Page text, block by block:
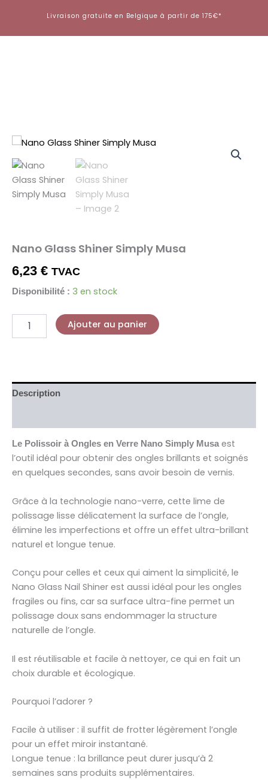
contenu
Livraison gratuite en Belgique à partir de 175€*
Nano Glass Shiner Simply Musa
6,23 € TVAC
Disponibilité : 3 en stock
quantité
Nano
Glass
Shiner
Simply
Ajouter au panier
Description
Le Polissoir à Ongles en Verre Nano Simply Musaest
l’outil idéal pour obtenir des ongles brillants et soignés
en quelques secondes, sans avoir besoin de vernis.
Grâce à la technologie nano-verre, cette lime de
polissage lisse délicatement la surface de l’ongle,
élimine les imperfections et offre un effet ultra-brillant
naturel et longue tenue.
Conçu pour celles et ceux qui aiment la simplicité, le
Nano Glass Nail Shiner est aussi idéal pour les ongles
fragiles ou fins, car sa surface ultra-fine permet un
polissage doux sans endommager la structure
naturelle de l’ongle.
Il est réutilisable et facile à nettoyer, ce qui en fait un
choix durable et écologique.
Pourquoi l’adorer ?
Facile à utiliser : il suffit de frotter légèrement l’ongle
pour un effet miroir instantané.
Longue tenue : la brillance peut durer jusqu’à 2
semaines sans produits supplémentaires.